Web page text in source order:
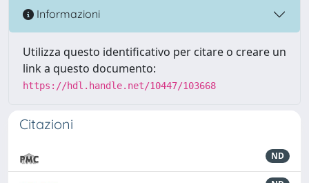
Informazioni
Utilizza questo identificativo per citare o creare un
link a questo documento:
https://hdl.handle.net/10447/103668
Citazioni
ND